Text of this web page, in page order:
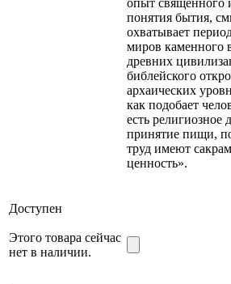
опыт священного
понятия бытия,
охватывает
миров каменного
древних
библейского
архаических
как подобает
есть религиозное
принятие пищи,
труд имеют
ценность».
Доступен
Этого товара сейчас
нет в наличии.